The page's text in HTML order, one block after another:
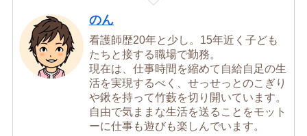
のん
看護師歴20年と少し。15年近く子ども
たちと接する職場で勤務。
現在は、仕事時間を縮めて自給自足の生
活を実現するべく、せっせっとのこぎり
や鍬を持って竹藪を切り開いています。
自由で気ままな生活を送ることをモット
ーに仕事も遊びも楽しんでいます。